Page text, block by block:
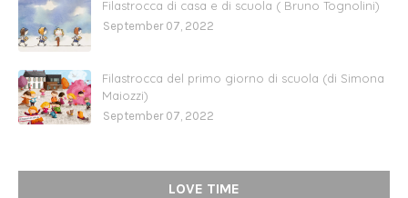
Filastrocca di casa e di scuola ( Bruno Tognolini)
September 07, 2022
Filastrocca del primo giorno di scuola (di Simona
Maiozzi)
September 07, 2022
LOVE TIME